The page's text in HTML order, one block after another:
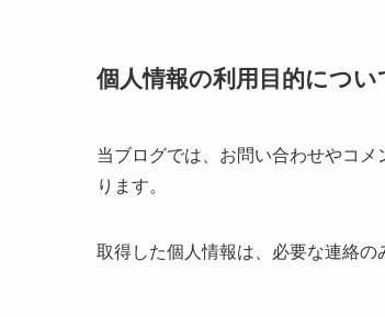
個人情報の利用目的につい
当ブログでは、お問い合わせやコ
ります。
取得した個人情報は、必要な連絡の